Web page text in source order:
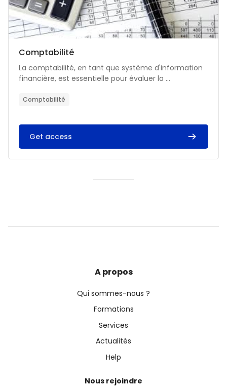
Catégorie de cours
Nom du cours
Comptabilité
Résumé du cours :
La comptabilité, en tant que système d'information
financière, est essentielle pour évaluer la ...
Comptabilité
Get access
A propos
Qui sommes-nous ?
Formations
Services
Actualités
Help
Nous rejoindre